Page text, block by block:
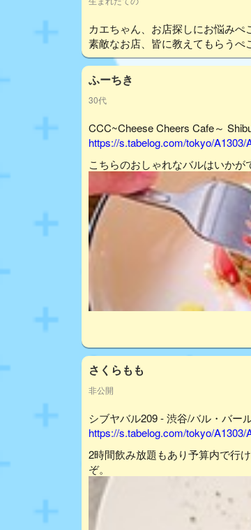
カエちゃん、お店探しにお悩みぺ
素敵なお店、皆に教えてもらうぺ
ふーちき
30代
CCC~Cheese Cheers Cafe～
https://s.tabelog.com/tokyo/A1303/
こちらのおしゃれなバルはいか
さくらもも
非公開
シブヤバル209 - 渋谷/バル・バー
https://s.tabelog.com/tokyo/A1303/
2時間飲み放題もあり予算内で行
ぞ。